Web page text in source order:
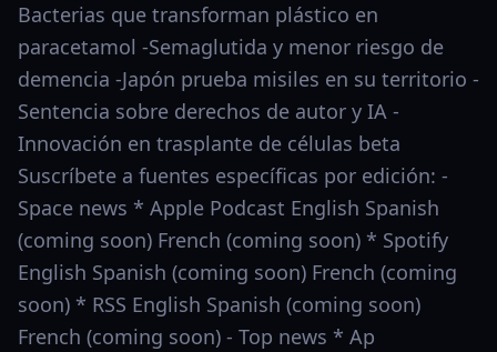
Bacterias que transforman plástico en
paracetamol -Semaglutida y menor riesgo de
demencia -Japón prueba misiles en su territorio -
Sentencia sobre derechos de autor y IA -
Innovación en trasplante de células beta
Suscríbete a fuentes específicas por edición: -
Space news * Apple Podcast English Spanish
(coming soon) French (coming soon) * Spotify
English Spanish (coming soon) French (coming
soon) * RSS English Spanish (coming soon)
French (coming soon) - Top news * Ap